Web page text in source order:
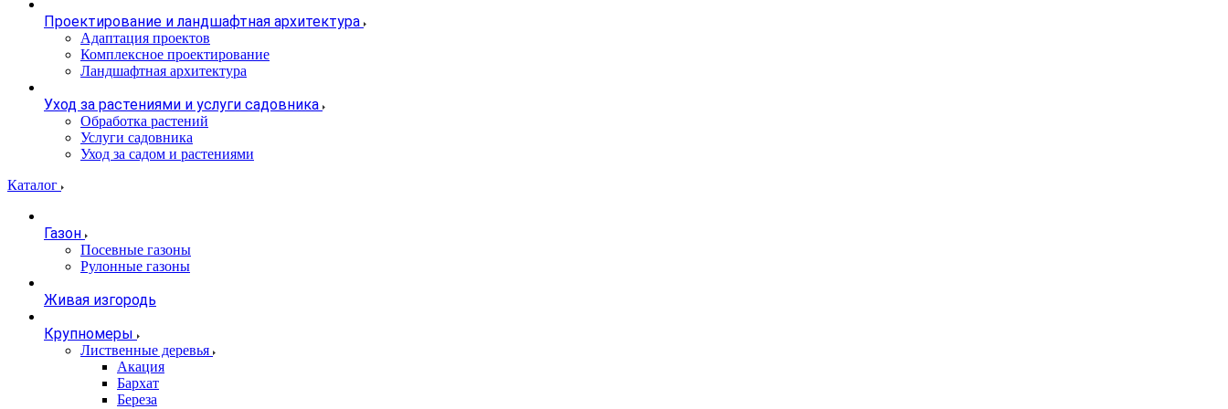
Проектирование и ландшафтная архитектура
Адаптация проектов
Комплексное проектирование
Ландшафтная архитектура
Уход за растениями и услуги садовника
Обработка растений
Услуги садовника
Уход за садом и растениями
Каталог
Газон
Посевные газоны
Рулонные газоны
Живая изгородь
Крупномеры
Лиственные деревья
Акация
Бархат
Береза